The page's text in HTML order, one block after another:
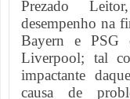
Prezado
desempenho na
Bayern e PSG
Liverpool; tal
impactante
causa de